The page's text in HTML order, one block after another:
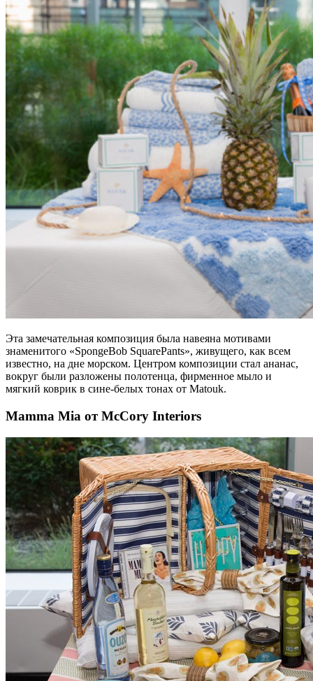
Эта замечательная композиция была навеяна мотивами
знаменитого «SpongeBob SquarePants», живущего, как всем
известно, на дне морском. Центром композиции стал ананас,
вокруг были разложены полотенца, фирменное мыло и
мягкий коврик в сине-белых тонах от Matouk.
Mamma Mia от McCory Interiors